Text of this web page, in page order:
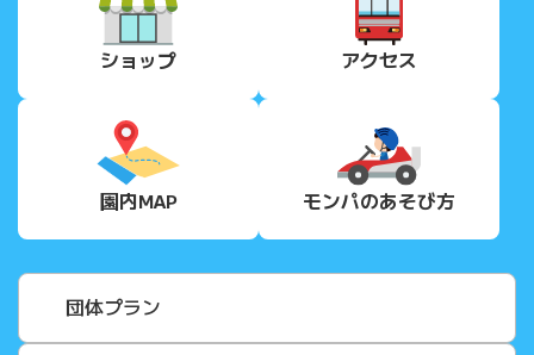
ショップ アクセス
園内MAP モンパのあそび方
団体プラン